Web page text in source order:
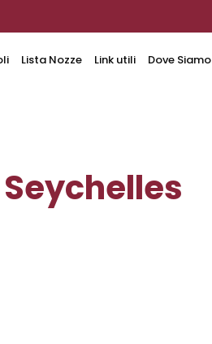
Lista Nozze Link utili Dove Siamo